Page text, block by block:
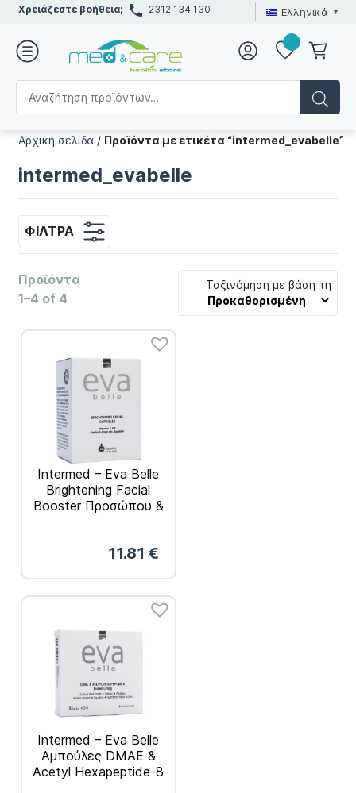
Χρειάζεστε βοήθεια; 2312 134 130 Ελληνικά
Αρχική σελίδα / Προϊόντα με ετικέτα “intermed_evabelle”
intermed_evabelle
ΦΊΛΤΡΑ
Προϊόντα
1–4 of 4
Ταξινόμηση με βάση τη
Intermed – Eva Belle
Brightening Facial
Booster Προσώπου &
11.81 €
Intermed – Eva Belle
Αμπούλες DMAE &
Acetyl Hexapeptide-8